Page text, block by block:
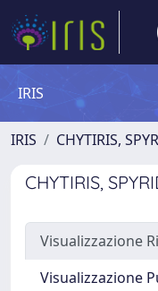
IRIS
IRIS CHYTIRIS,
CHYTIRIS,
Visualizzazione
Visualizzazione